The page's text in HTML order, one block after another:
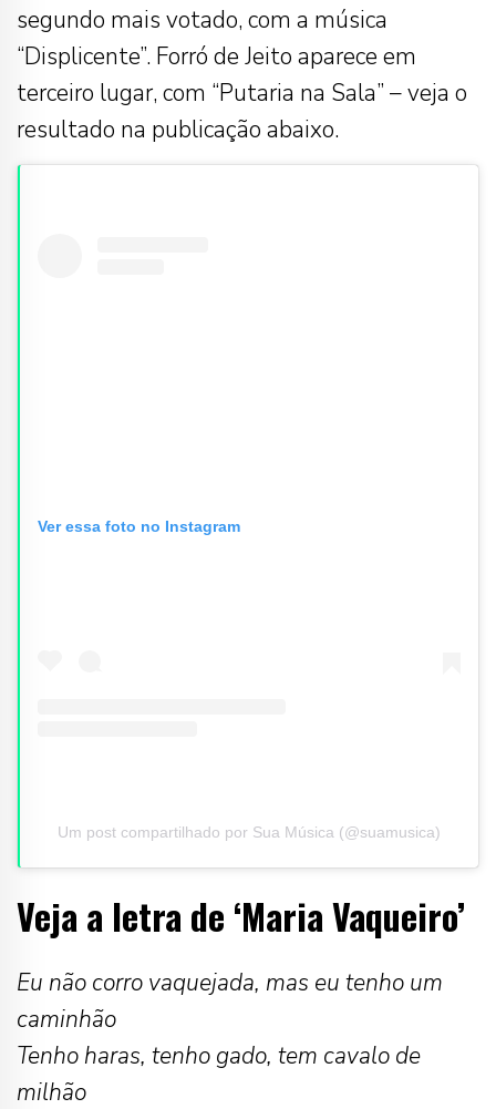
segundo mais votado, com a música
“Displicente”. Forró de Jeito aparece em
terceiro lugar, com “Putaria na Sala” – veja o
resultado na publicação abaixo.
Ver essa foto no Instagram
Um post compartilhado por Sua Música (@suamusica)
Veja a letra de ‘Maria Vaqueiro’
Eu não corro vaquejada, mas eu tenho um
caminhão
Tenho haras, tenho gado, tem cavalo de
milhão